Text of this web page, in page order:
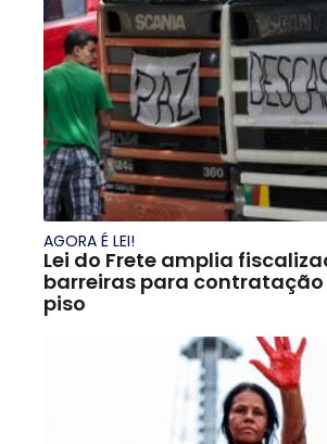
AGORA É LEI!
Lei do Frete amplia
barreiras para
piso